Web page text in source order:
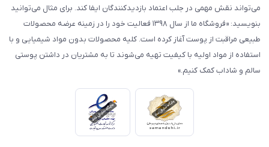
می‌تواند نقش مهمی در جلب اعتماد بازدیدکنندگان ایفا کند. برای مثال می‌توانید
بنویسید: «فروشگاه ما از سال ۱۳۹۸ فعالیت خود را در زمینه عرضه محصولات
طبیعی مراقبت از پوست آغاز کرده است. کلیه محصولات بدون مواد شیمیایی و با
استفاده از مواد اولیه با کیفیت تهیه می‌شوند تا به مشتریان در داشتن پوستی
سالم و شاداب کمک کنیم.»